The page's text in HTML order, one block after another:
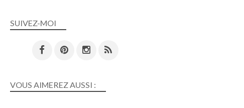
SUIVEZ-MOI
VOUS AIMEREZ AUSSI :